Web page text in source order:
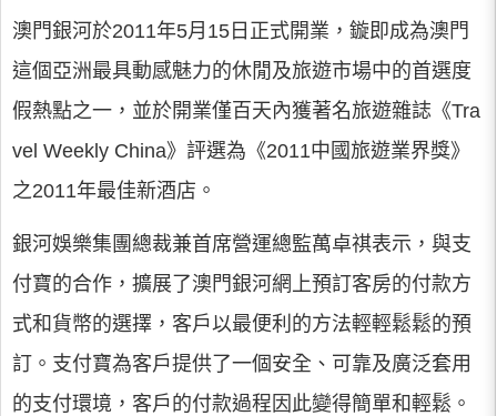
澳門銀河於2011年5月15日正式開業，鏇即成為澳門
這個亞洲最具動感魅力的休閒及旅遊市場中的首選度
假熱點之一，並於開業僅百天內獲著名旅遊雜誌《Tra
vel Weekly China》評選為《2011中國旅遊業界獎》
之2011年最佳新酒店。
銀河娛樂集團總裁兼首席營運總監萬卓祺表示，與支
付寶的合作，擴展了澳門銀河網上預訂客房的付款方
式和貨幣的選擇，客戶以最便利的方法輕輕鬆鬆的預
訂。支付寶為客戶提供了一個安全、可靠及廣泛套用
的支付環境，客戶的付款過程因此變得簡單和輕鬆。